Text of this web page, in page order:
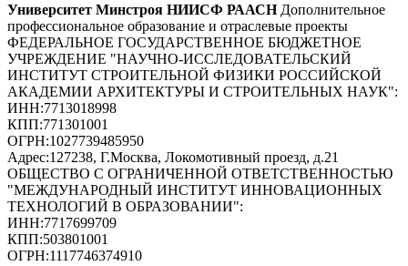
Университет Минстроя НИИСФ РААСН Дополнительное
профессиональное образование и отраслевые проекты
ФЕДЕРАЛЬНОЕ ГОСУДАРСТВЕННОЕ БЮДЖЕТНОЕ
УЧРЕЖДЕНИЕ "НАУЧНО-ИССЛЕДОВАТЕЛЬСКИЙ
ИНСТИТУТ СТРОИТЕЛЬНОЙ ФИЗИКИ РОССИЙСКОЙ
АКАДЕМИИ АРХИТЕКТУРЫ И СТРОИТЕЛЬНЫХ НАУК":
ИНН:7713018998
КПП:771301001
ОГРН:1027739485950
Адрес:127238, Г.Москва, Локомотивный проезд, д.21
ОБЩЕСТВО С ОГРАНИЧЕННОЙ ОТВЕТСТВЕННОСТЬЮ
"МЕЖДУНАРОДНЫЙ ИНСТИТУТ ИННОВАЦИОННЫХ
ТЕХНОЛОГИЙ В ОБРАЗОВАНИИ":
ИНН:7717699709
КПП:503801001
ОГРН:1117746374910